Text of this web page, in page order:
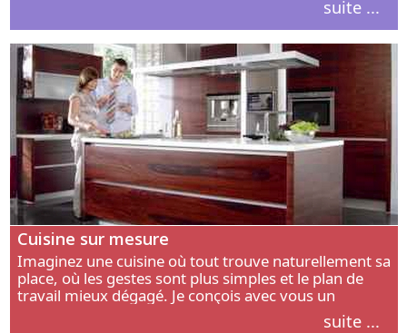
suite ...
Cuisine sur mesure
Imaginez une cuisine où tout trouve naturellement sa
place, où les gestes sont plus simples et le plan de
travail mieux dégagé. Je conçois avec vous un
aménagement adapté à votre manière de cuisiner, de
suite ...